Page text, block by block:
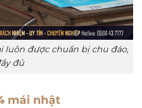
luôn được chuẩn bị chu đáo,
đủ
mái nhật